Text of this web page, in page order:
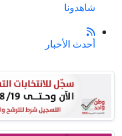
شاهدونا
أحدث الأخبار